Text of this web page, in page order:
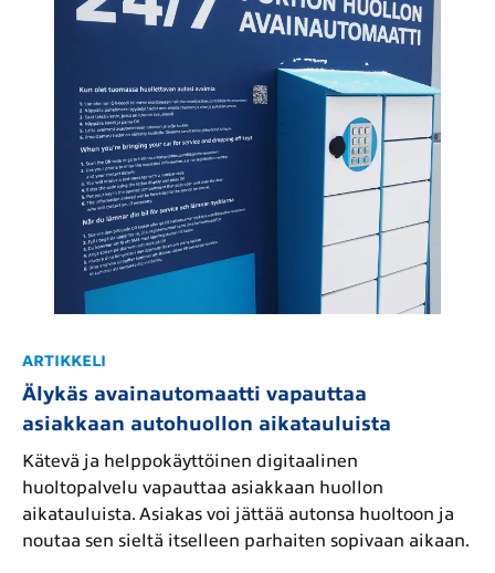
ARTIKKELI
Älykäs avainautomaatti vapauttaa
asiakkaan autohuollon aikatauluista
Kätevä ja helppokäyttöinen digitaalinen
huoltopalvelu vapauttaa asiakkaan huollon
aikatauluista. Asiakas voi jättää autonsa huoltoon ja
noutaa sen sieltä itselleen parhaiten sopivaan aikaan.